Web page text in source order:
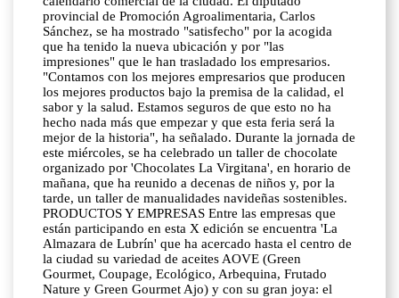
provincial de Promoción Agroalimentaria, Carlos
Sánchez, se ha mostrado "satisfecho" por la acogida
que ha tenido la nueva ubicación y por "las
impresiones" que le han trasladado los empresarios.
"Contamos con los mejores empresarios que producen
los mejores productos bajo la premisa de la calidad, el
sabor y la salud. Estamos seguros de que esto no ha
hecho nada más que empezar y que esta feria será la
mejor de la historia", ha señalado. Durante la jornada de
este miércoles, se ha celebrado un taller de chocolate
organizado por 'Chocolates La Virgitana', en horario de
mañana, que ha reunido a decenas de niños y, por la
tarde, un taller de manualidades navideñas sostenibles.
PRODUCTOS Y EMPRESAS Entre las empresas que
están participando en esta X edición se encuentra 'La
Almazara de Lubrín' que ha acercado hasta el centro de
la ciudad su variedad de aceites AOVE (Green
Gourmet, Coupage, Ecológico, Arbequina, Frutado
Nature y Green Gourmet Ajo) y con su gran joya: el